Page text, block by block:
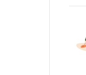
missie van